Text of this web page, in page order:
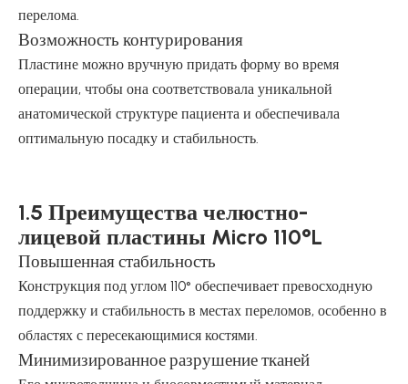
перелома.
Возможность контурирования
Пластине можно вручную придать форму во время
операции, чтобы она соответствовала уникальной
анатомической структуре пациента и обеспечивала
оптимальную посадку и стабильность.
1.5 Преимущества челюстно-
лицевой пластины Micro 110°L
Повышенная стабильность
Конструкция под углом 110° обеспечивает превосходную
поддержку и стабильность в местах переломов, особенно в
областях с пересекающимися костями.
Минимизированное разрушение тканей